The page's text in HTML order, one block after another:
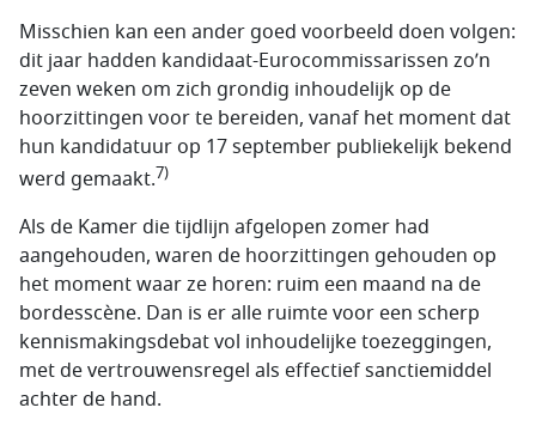
Misschien kan een ander goed voorbeeld doen volgen:
dit jaar hadden kandidaat-Eurocommissarissen zo’n
zeven weken om zich grondig inhoudelijk op de
hoorzittingen voor te bereiden, vanaf het moment dat
hun kandidatuur op 17 september publiekelijk bekend
werd gemaakt.7)
Als de Kamer die tijdlijn afgelopen zomer had
aangehouden, waren de hoorzittingen gehouden op
het moment waar ze horen: ruim een maand na de
bordesscène. Dan is er alle ruimte voor een scherp
kennismakingsdebat vol inhoudelijke toezeggingen,
met de vertrouwensregel als effectief sanctiemiddel
achter de hand.